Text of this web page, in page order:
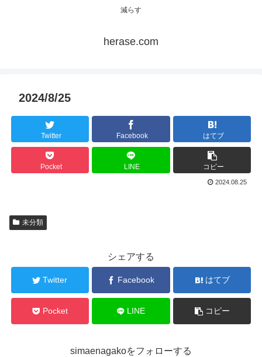
減らす
herase.com
2024/8/25
Twitter Facebook はてブ
Pocket LINE コピー
2024.08.25
未分類
シェアする
Twitter Facebook はてブ
Pocket LINE コピー
simaenagakoをフォローする